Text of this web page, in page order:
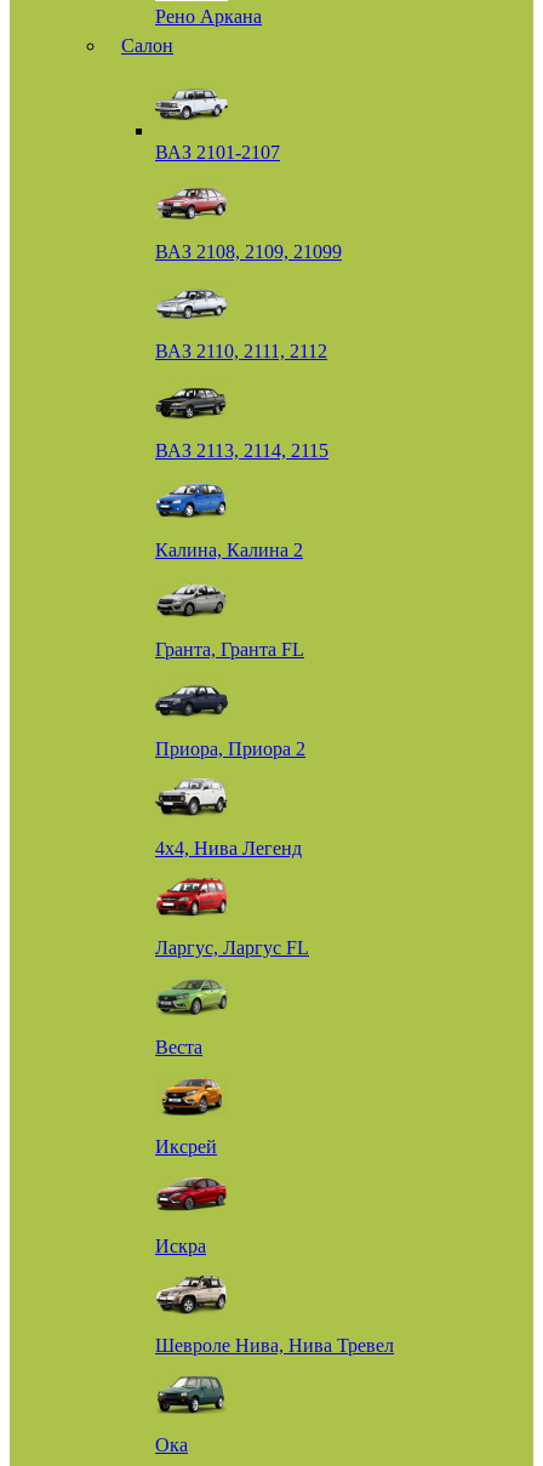
Рено Аркана
Салон
ВАЗ 2101-2107
ВАЗ 2108, 2109, 21099
ВАЗ 2110, 2111, 2112
ВАЗ 2113, 2114, 2115
Калина, Калина 2
Гранта, Гранта FL
Приора, Приора 2
4х4, Нива Легенд
Ларгус, Ларгус FL
Веста
Иксрей
Искра
Шевроле Нива, Нива Тревел
Ока